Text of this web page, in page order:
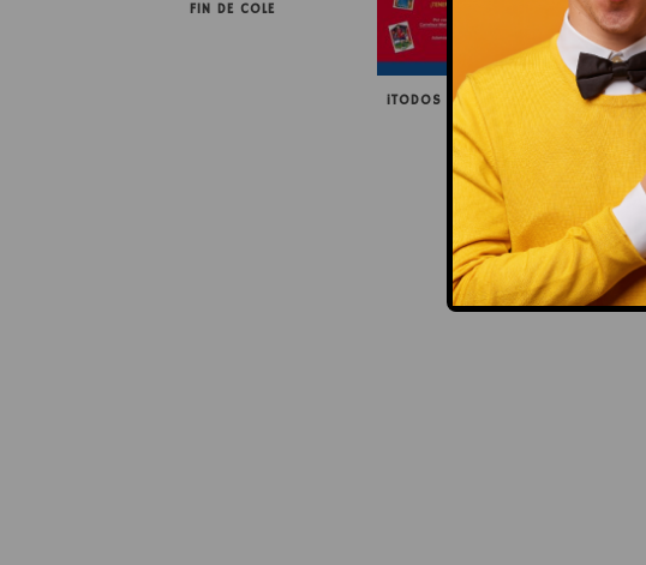
FIN DE COLE
¡TODOS CON LA SELECCIÓN!